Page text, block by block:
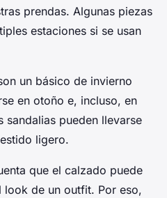
prendas. Algunas piezas
estaciones si se usan
un básico de invierno
en otoño e, incluso, en
sandalias pueden llevarse
ligero.
que el calzado puede
look de un outfit. Por eso,